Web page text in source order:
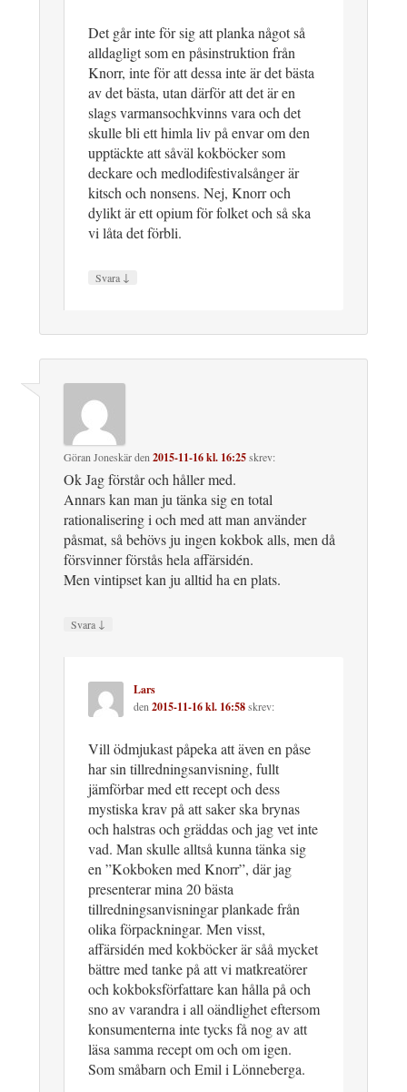
Det går inte för sig att planka något så
alldagligt som en påsinstruktion från
Knorr, inte för att dessa inte är det bästa
av det bästa, utan därför att det är en
slags varmansochkvinns vara och det
skulle bli ett himla liv på envar om den
upptäckte att såväl kokböcker som
deckare och medlodifestivalsånger är
kitsch och nonsens. Nej, Knorr och
dylikt är ett opium för folket och så ska
vi låta det förbli.
Svara ↓
Göran Joneskärden2015-11-16 kl. 16:25skrev:
Ok Jag förstår och håller med.
Annars kan man ju tänka sig en total
rationalisering i och med att man använder
påsmat, så behövs ju ingen kokbok alls, men då
försvinner förstås hela affärsidén.
Men vintipset kan ju alltid ha en plats.
Svara ↓
Lars
den2015-11-16 kl. 16:58skrev:
Vill ödmjukast påpeka att även en påse
har sin tillredningsanvisning, fullt
jämförbar med ett recept och dess
mystiska krav på att saker ska brynas
och halstras och gräddas och jag vet inte
vad. Man skulle alltså kunna tänka sig
en ”Kokboken med Knorr”, där jag
presenterar mina 20 bästa
tillredningsanvisningar plankade från
olika förpackningar. Men visst,
affärsidén med kokböcker är såå mycket
bättre med tanke på att vi matkreatörer
och kokboksförfattare kan hålla på och
sno av varandra i all oändlighet eftersom
konsumenterna inte tycks få nog av att
läsa samma recept om och om igen.
Som småbarn och Emil i Lönneberga.